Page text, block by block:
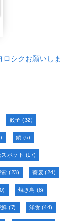
シクお願いしま
餃子 (32)
鍋 (6)
スポット (17)
索 (23) 蕎麦 (24)
焼き鳥 (8)
鮮 (7) 洋食 (44)